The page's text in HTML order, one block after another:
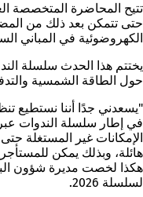
تتيح المحاضرة المتخصصة
حتى تتمكن بعد ذلك من
الكهروضوئية في المباني
حول الطاقة الشمسية
"يسعدني جدًا أننا نستطيع
في إطار سلسلة الندوات
الإمكانات غير المستغلة
هائلة، وبذلك يمكن
هكذا لخصت مديرة شؤون
لسلسلة 2026.